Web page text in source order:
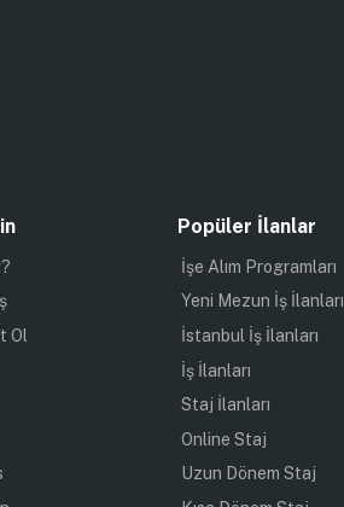
Ol
Popüler İlanlar
İşe Alım Programları
Yeni Mezun İş İlanları
İstanbul İş İlanları
İş İlanları
Staj İlanları
Online Staj
Uzun Dönem Staj